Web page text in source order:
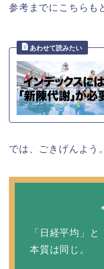
参考までにこちらも
では、ごきげんよう。
「日経平均」
本質は同じ。